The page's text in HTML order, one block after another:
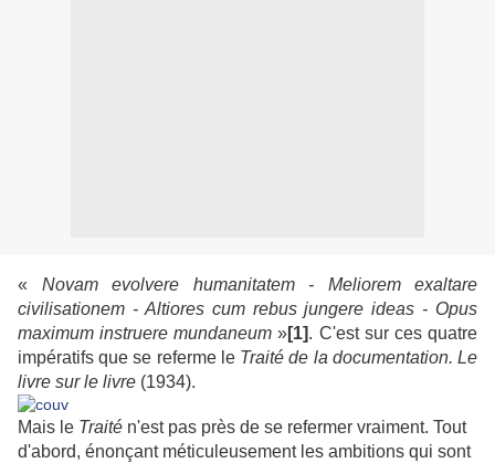
« Novam evolvere humanitatem - Meliorem exaltare
civilisationem - Altiores cum rebus jungere ideas - Opus
maximum instruere mundaneum »[1]. C'est sur ces quatre
impératifs que se referme le Traité de la documentation. Le
livre sur le livre (1934).
Mais le Traité n'est pas près de se refermer vraiment. Tout
d'abord, énonçant méticuleusement les ambitions qui sont